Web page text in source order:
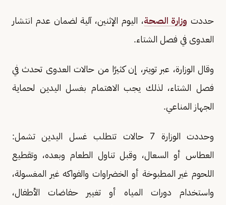
حددت وزارة الصحة، اليوم الإثنين، آلية لضمان عدم انتشار
العدوى في فصل الشتاء.
وقال الوزارة، عبر تويتر، إن كثيرًا من حالات العدوى تحدث في
فصل الشتاء، لذلك يجب الاهتمام بغسل اليدين لحماية
الجهاز المناعي.
وحددت الوزارة 7 حالات تتطلب غسل اليدين تشمل:
العطاس أو السعال، وقبل تناول الطعام وبعده، وتقطيع
اللحوم غير المطبوخة أو الخضراوات والفواكه غير المغسولة،
واستخدام دورات المياه أو تغيير حفاضات الأطفال،